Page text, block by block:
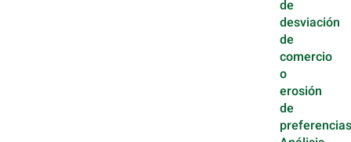
de
desviación
de
comercio
o
erosión
de